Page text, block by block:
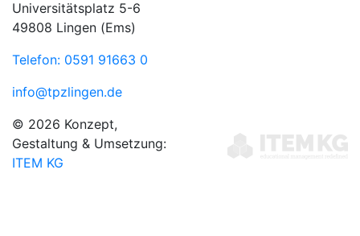
Universitätsplatz 5-6
49808 Lingen (Ems)
Telefon: 0591 91663 0
info@tpzlingen.de
© 2026 Konzept,
Gestaltung & Umsetzung:
ITEM KG